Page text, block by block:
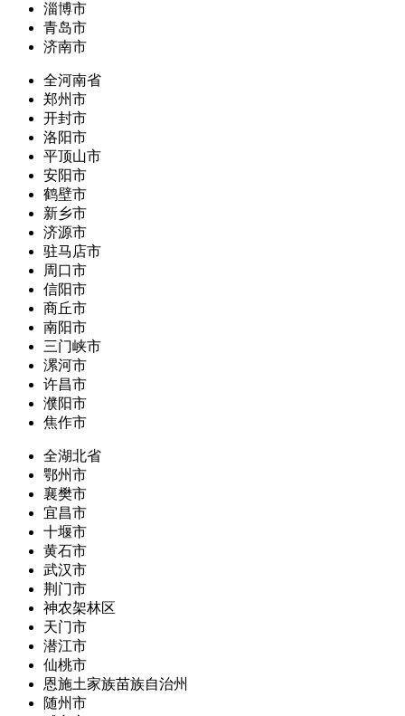
淄博市
青岛市
济南市
全河南省
郑州市
开封市
洛阳市
平顶山市
安阳市
鹤壁市
新乡市
济源市
驻马店市
周口市
信阳市
商丘市
南阳市
三门峡市
漯河市
许昌市
濮阳市
焦作市
全湖北省
鄂州市
襄樊市
宜昌市
十堰市
黄石市
武汉市
荆门市
神农架林区
天门市
潜江市
仙桃市
恩施土家族苗族自治州
随州市